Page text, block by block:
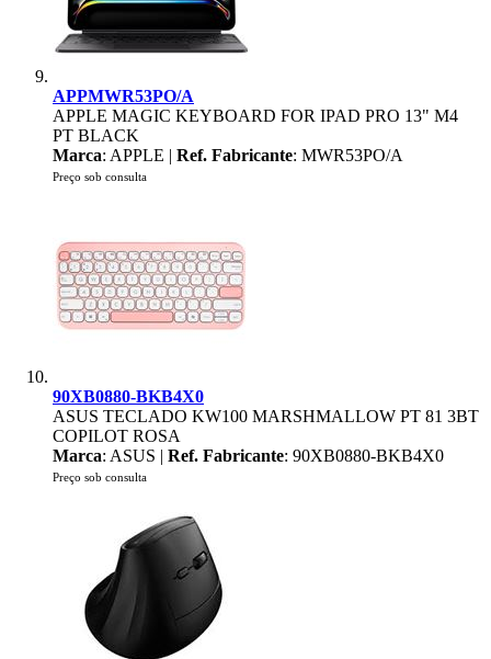
APPMWR53PO/A
APPLE MAGIC KEYBOARD FOR IPAD PRO 13" M4
PT BLACK
Marca: APPLE | Ref. Fabricante: MWR53PO/A
Preço sob consulta
90XB0880-BKB4X0
ASUS TECLADO KW100 MARSHMALLOW PT 81 3BT
COPILOT ROSA
Marca: ASUS | Ref. Fabricante: 90XB0880-BKB4X0
Preço sob consulta